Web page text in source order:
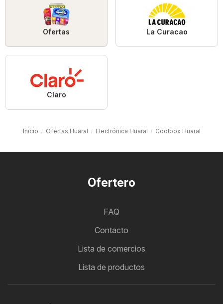
Ofertas La Curacao
Claro
Inicio Ofertas Huaral Electrónica Huaral Coolbox Huaral
Ofertero
FAQ
Contacto
Lista de comercios
Lista de productos